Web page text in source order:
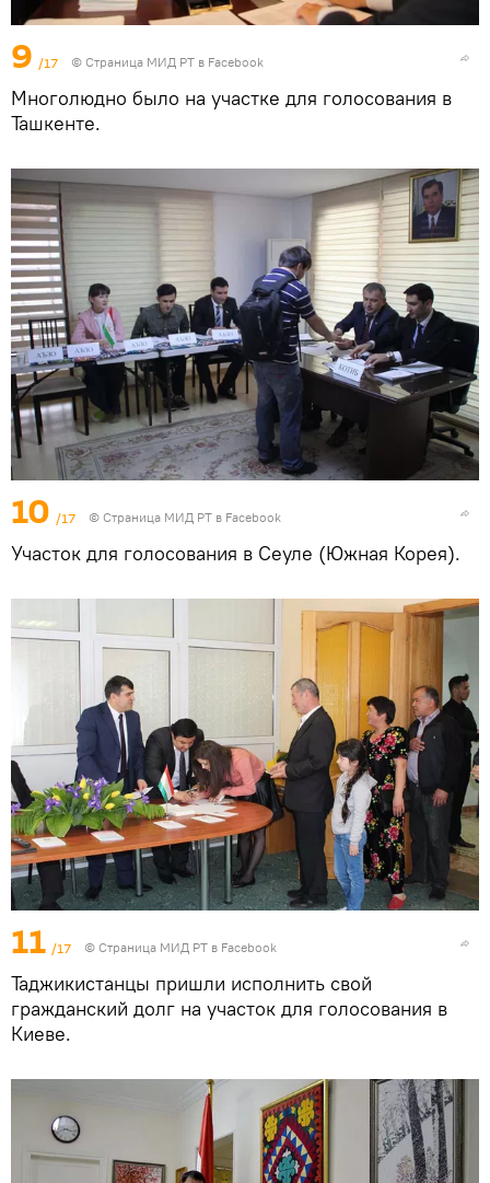
9 /17 © Страница МИД РТ в Facebook
Многолюдно было на участке для голосования в
Ташкенте.
10 /17 © Страница МИД РТ в Facebook
Участок для голосования в Сеуле (Южная Корея).
11 /17 © Страница МИД РТ в Facebook
Таджикистанцы пришли исполнить свой
гражданский долг на участок для голосования в
Киеве.